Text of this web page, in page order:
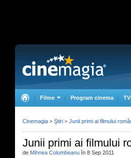
Filme Program cinema TV
Junii primi ai filmului
de Mihnea Columbeanu în 8 Sep 2011
Cinemagia > Ştiri > Junii primi ai filmului